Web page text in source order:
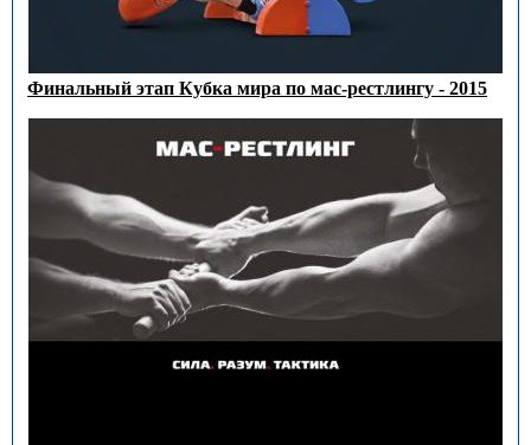
Финальный этап Кубка мира по мас-рестлингу - 2015